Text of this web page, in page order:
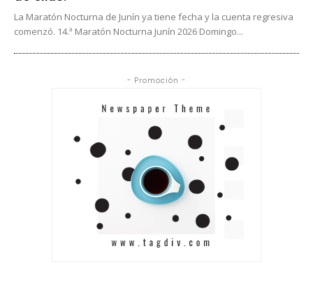
La Maratón Nocturna de Junín ya tiene fecha y la cuenta regresiva
comenzó. 14.ª Maratón Nocturna Junín 2026 Domingo...
- Promoción -